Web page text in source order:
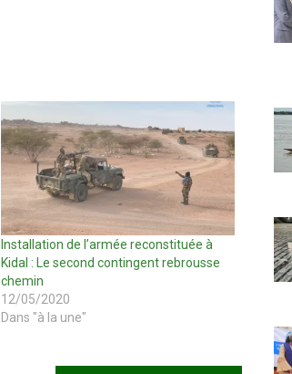
Installation de l’armée reconstituée à
Kidal : Le second contingent rebrousse
chemin
12/05/2020
Dans "à la une"